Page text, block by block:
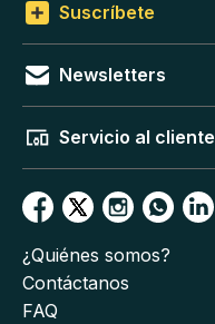
Suscríbete
Newsletters
Servicio al cliente
¿Quiénes somos?
Contáctanos
FAQ